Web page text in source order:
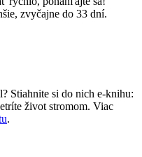
zvyčajne do 33 dní.
Stiahnite si do nich e-knihu:
život stromom. Viac
.